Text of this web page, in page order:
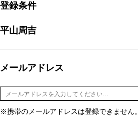
登録条件
平山周吉
メールアドレス
※携帯のメールアドレスは登録できません。